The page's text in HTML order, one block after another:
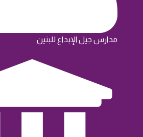
مدارس جيل الإبداع للبنين